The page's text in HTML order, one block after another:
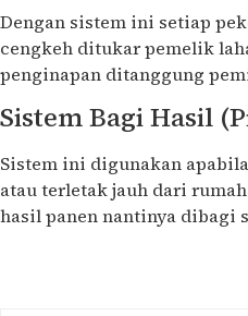
Dengan sistem ini setiap
cengkeh ditukar pemelik
penginapan ditanggung
Sistem Bagi Hasil
Sistem ini digunakan
atau terletak jauh dari
hasil panen nantinya dibagi